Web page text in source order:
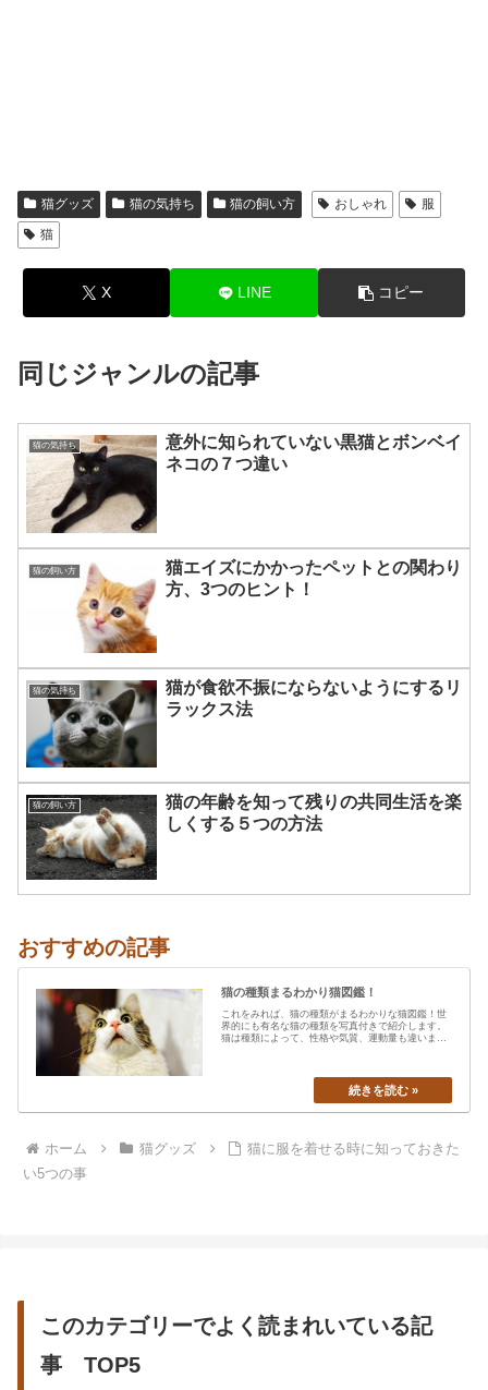
猫グッズ 猫の気持ち 猫の飼い方 おしゃれ
服
猫
X LINE コピー
同じジャンルの記事
猫の気持ち
意外に知られていない黒猫とボンベイ
ネコの７つ違い
猫の飼い方
猫エイズにかかったペットとの関わり
方、3つのヒント！
猫の気持ち
猫が食欲不振にならないようにするリ
ラックス法
猫の飼い方
猫の年齢を知って残りの共同生活を楽
しくする５つの方法
おすすめの記事
猫の種類まるわかり猫図鑑！
これをみれば、猫の種類がまるわかりな猫図鑑！世
界的にも有名な猫の種類を写真付きで紹介します。
猫は種類によって、性格や気質、運動量も違います
ホーム 猫グッズ
猫に服を着せる時に知っておきた
い5つの事
このカテゴリーでよく読まれいている記
事 TOP5